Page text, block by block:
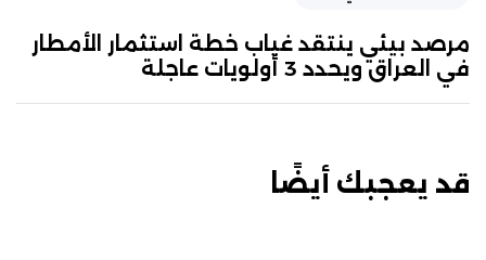
مرصد بيئي ينتقد غياب خطة استثمار الأمطار
في العراق ويحدد 3 أولويات عاجلة
قد يعجبك أيضًا